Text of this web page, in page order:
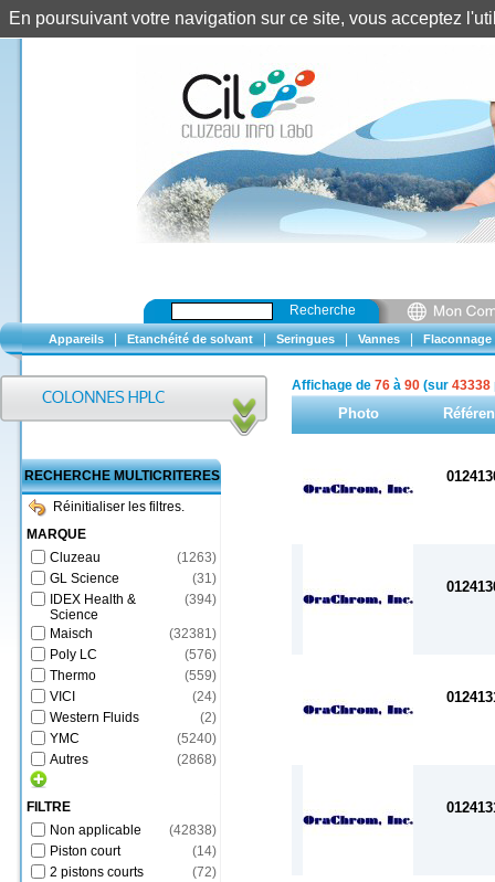
Recherche
Appareils Etanchéité de solvant Seringues Vannes Flaconnage
RECHERCHE MULTICRITERES
Réinitialiser les filtres.
MARQUE
Cluzeau
(1263)
GL Science
(31)
IDEX Health &
Science
(394)
Maisch (32381)
Poly LC
(576)
Thermo
(559)
VICI
(24)
Western Fluids
(2)
YMC
(5240)
Autres
(2868)
FILTRE
Non applicable
(42838)
Piston court
(14)
2 pistons courts
(72)
Affichage de 76 à 90 (sur 43338
Photo
En poursuivant votre navigation sur ce site, vous acceptez